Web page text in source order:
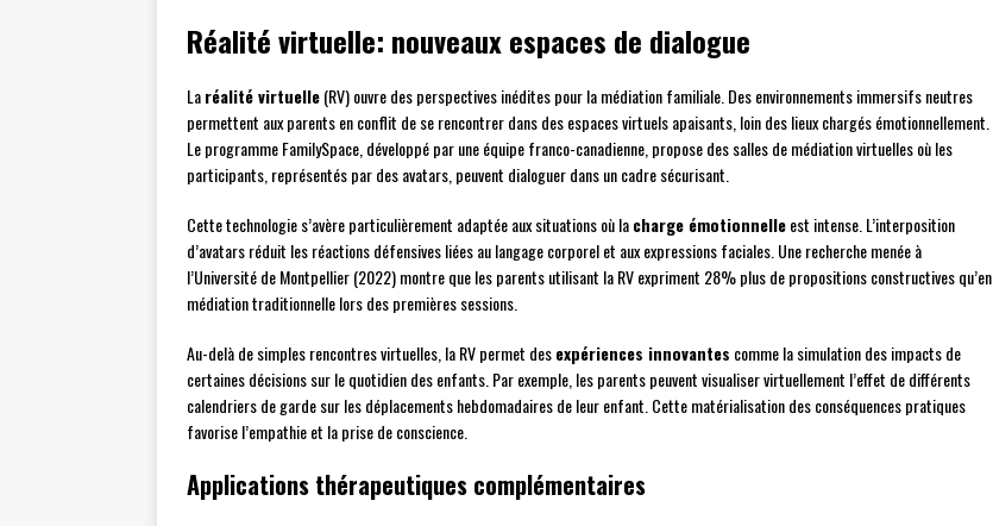
Réalité virtuelle: nouveaux espaces de dialogue
Laréalité virtuelle(RV) ouvre des perspectives inédites pour la médiation familiale. Des environnements immersifs neutres
permettent aux parents en conflit de se rencontrer dans des espaces virtuels apaisants, loin des lieux chargés émotionnellement.
Le programme FamilySpace, développé par une équipe franco-canadienne, propose des salles de médiation virtuelles où les
participants, représentés par des avatars, peuvent dialoguer dans un cadre sécurisant.
Cette technologie s’avère particulièrement adaptée aux situations où lacharge émotionnelleest intense. L’interposition
d’avatars réduit les réactions défensives liées au langage corporel et aux expressions faciales. Une recherche menée à
l’Université de Montpellier (2022) montre que les parents utilisant la RV expriment 28% plus de propositions constructives qu’en
médiation traditionnelle lors des premières sessions.
Au-delà de simples rencontres virtuelles, la RV permet desexpériences innovantes comme la simulation des impacts de
certaines décisions sur le quotidien des enfants. Par exemple, les parents peuvent visualiser virtuellement l’effet de différents
calendriers de garde sur les déplacements hebdomadaires de leur enfant. Cette matérialisation des conséquences pratiques
favorise l’empathie et la prise de conscience.
Applications thérapeutiques complémentaires